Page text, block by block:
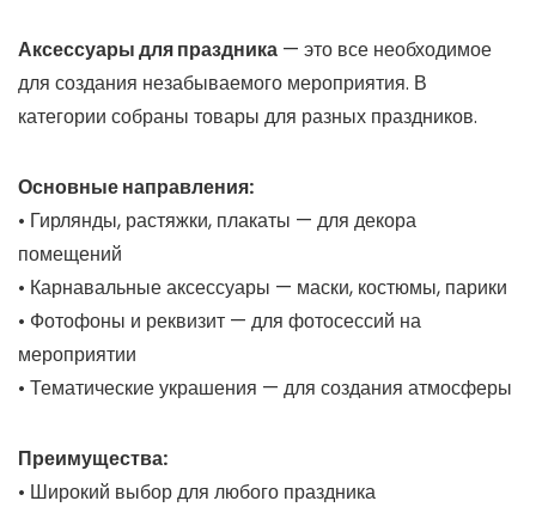
Аксессуары для праздника — это все необходимое
для создания незабываемого мероприятия. В
категории собраны товары для разных праздников.
Основные направления:
• Гирлянды, растяжки, плакаты — для декора
помещений
• Карнавальные аксессуары — маски, костюмы, парики
• Фотофоны и реквизит — для фотосессий на
мероприятии
• Тематические украшения — для создания атмосферы
Преимущества:
• Широкий выбор для любого праздника